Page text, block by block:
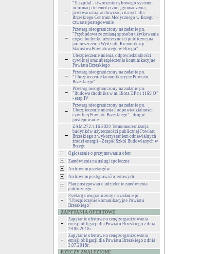
"E-szpital - stworzenie cyfrowego systemu
informacji telemedycznej, gromadzenia,
przetwarzania, archiwizacji danych dla
Brzeskiego Centrum Medycznego w Brzegu" -
czwarte postępowanie
Przetarg nieograniczony na zadanie pn.
"Przebudowa ze zmianą sposobu użytkowania
części budynku użyteczności publicznej na
pomieszczenia Wydziału Komunikacji
Starostwa Powiatowego w Brzegu"
Ubezpieczenie mienia, odpowiedzialności
cywilnej oraz ubezpieczenia komunikacyjne
Powiatu Brzeskiego
Przetarg nieograniczony na zadanie pn.
"Ubezpieczenie komunikacyjne Powiatu
Brzeskiego"
Przetarg nieograniczony na zadanie pn.
"Budowa chodnika w m. Błota DP nr 1169 O"
- etap IV
Przetarg nieograniczony na zadanie pn.
Ubezpieczenie mienia i odpowiedzialności
cywilnej Powiatu Brzeskiego" - drugie
postępowanie
ZAM.272.1.16.2020 Termomodernizacja
budynków użyteczności publicznej Powiatu
Brzeskiego z wykorzystaniem odnawialnych
źródeł energii - Zespół Szkół Budowlanych w
Brzegu
Ogłoszenie o przyjmowaniu ofert
Zamówienia na usługi społeczne
Archiwum przetargów
Archiwum postępowań ofertowych
Plan postępowań o udzielenie zamówienia
publicznego
Przetarg nieograniczony na zadanie pn.
"Ubezpieczenie komunikacyjne Powiatu
Brzeskiego"
ZAPYTANIA OFERTOWE
Zapytanie ofertowe o cenę zorganizowania
emisji obligacji dla Powiatu Brzeskiego z dnia
29.05.2018r.
Zapytanie ofertowe o cenę zorganizowania
emisji obligacji dla Powiatu Brzeskiego z dnia
3.07.2018r.
RZECZY ZNALEZIONE